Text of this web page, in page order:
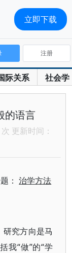
际关系 社会学
注册
的语言
更新时间：
：治学方法
研究方向是马
我“做”的“学
立即下载